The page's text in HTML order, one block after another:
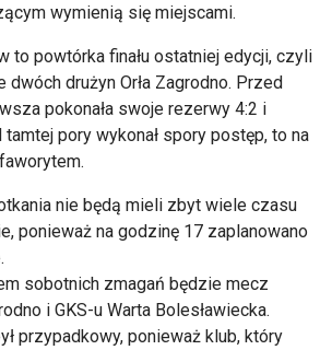
wymienią się miejscami.
to powtórka finału ostatniej edycji, czyli
drużyn Orła Zagrodno. Przed
pokonała swoje rezerwy 4:2 i
tamtej pory wykonał spory postęp, to na
nie będą mieli zbyt wiele czasu
ponieważ na godzinę 17 zaplanowano
sobotnich zmagań będzie mecz
i GKS-u Warta Bolesławiecka.
przypadkowy, ponieważ klub, który